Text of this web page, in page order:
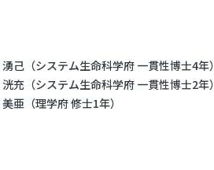
己（システム生命科学府 一貫性博士4年）
充（システム生命科学府 一貫性博士2年）
亜（理学府 修士1年）